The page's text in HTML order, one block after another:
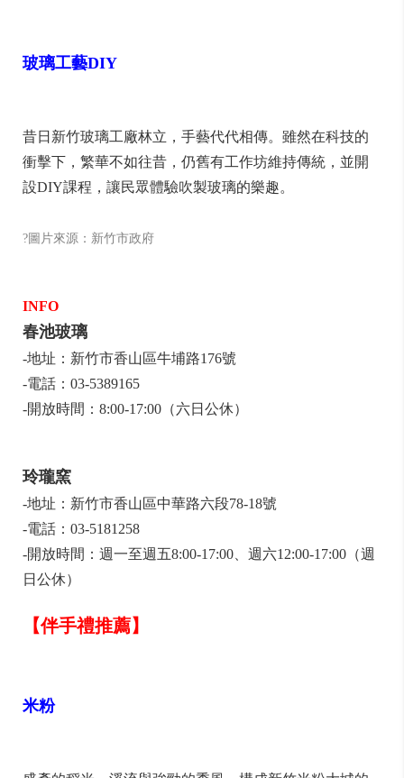
玻璃工藝DIY
昔日新竹玻璃工廠林立，手藝代代相傳。雖然在科技的
衝擊下，繁華不如往昔，仍舊有工作坊維持傳統，並開
設DIY課程，讓民眾體驗吹製玻璃的樂趣。
?圖片來源：新竹市政府
INFO
春池玻璃
-地址：新竹市香山區牛埔路176號
-電話：03-5389165
-開放時間：8:00-17:00（六日公休）
玲瓏窯
-地址：新竹市香山區中華路六段78-18號
-電話：03-5181258
-開放時間：週一至週五8:00-17:00、週六12:00-17:00（週
日公休）
【伴手禮推薦】
米粉